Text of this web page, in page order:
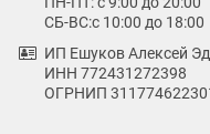
СБ-ВС:с 10:00 до 18:00
ИП Ешуков Алексей
ИНН 772431272398
ОГРНИП